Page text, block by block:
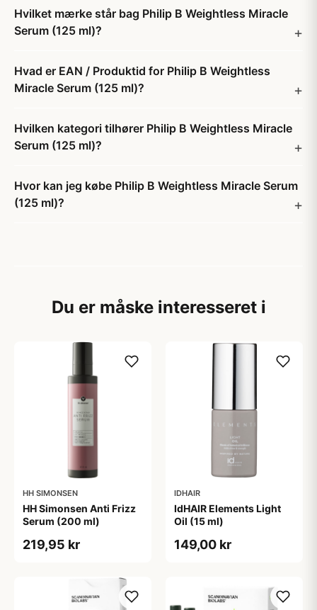
Hvilket mærke står bag Philip B Weightless Miracle
Serum (125 ml)?
Hvad er EAN / Produktid for Philip B Weightless
Miracle Serum (125 ml)?
Hvilken kategori tilhører Philip B Weightless Miracle
Serum (125 ml)?
Hvor kan jeg købe Philip B Weightless Miracle Serum
(125 ml)?
Du er måske interesseret i
HH SIMONSEN
HH Simonsen Anti Frizz
Serum (200 ml)
219,95 kr
IDHAIR
IdHAIR Elements Light
Oil (15 ml)
149,00 kr